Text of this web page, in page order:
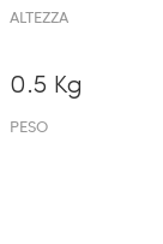
ALTEZZA
0.5 Kg
PESO